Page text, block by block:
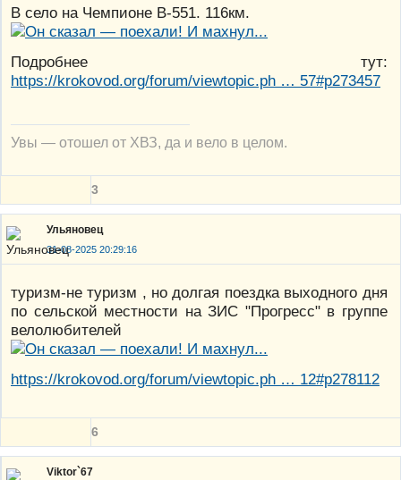
В село на Чемпионе В-551. 116км.
Подробнее тут:
https://krokovod.org/forum/viewtopic.ph … 57#p273457
Увы — отошел от ХВЗ, да и вело в целом.
3
Ульяновец
31-08-2025 20:29:16
туризм-не туризм , но долгая поездка выходного дня
по сельской местности на ЗИС "Прогресс" в группе
велолюбителей
https://krokovod.org/forum/viewtopic.ph … 12#p278112
6
Viktor`67